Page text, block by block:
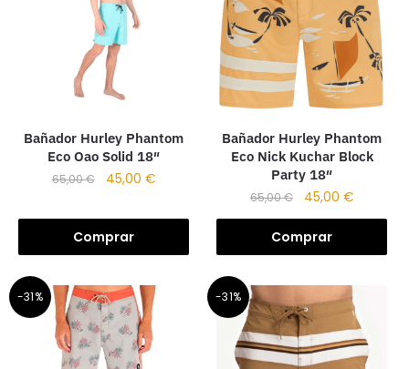
Bañador Hurley Phantom
Eco Oao Solid 18″
65,00€ 45,00 €
Comprar
Bañador Hurley Phantom
Eco Nick Kuchar Block
Party 18″
65,00€ 45,00 €
Comprar
-31% -31%